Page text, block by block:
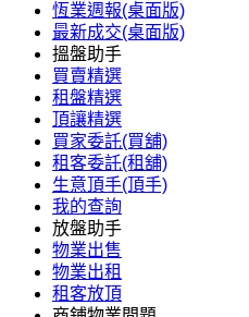
恆業週報(桌面版)
最新成交(桌面版)
搵盤助手
買賣精選
租盤精選
頂讓精選
買家委託(買舖)
租客委託(租舖)
生意頂手(頂手)
我的查詢
放盤助手
物業出售
物業出租
租客放頂